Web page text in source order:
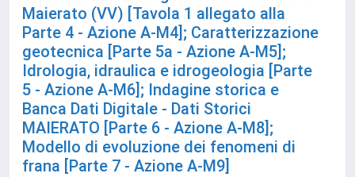
Maierato (VV) [Tavola 1 allegato alla
Parte 4 - Azione A-M4]; Caratterizzazione
geotecnica [Parte 5a - Azione A-M5];
Idrologia, idraulica e idrogeologia [Parte
5 - Azione A-M6]; Indagine storica e
Banca Dati Digitale - Dati Storici
MAIERATO [Parte 6 - Azione A-M8];
Modello di evoluzione dei fenomeni di
frana [Parte 7 - Azione A-M9]